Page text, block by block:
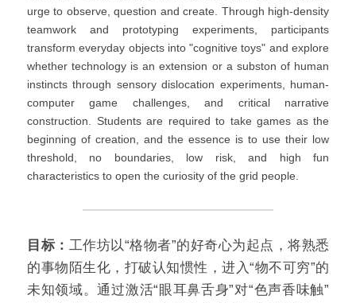
urge to observe, question and create. Through high-density
teamwork and prototyping experiments, participants
transform everyday objects into "cognitive toys" and explore
whether technology is an extension or a subston of human
instincts through sensory dislocation experiments, human-
computer game challenges, and critical narrative
construction. Students are required to take games as the
beginning of creation, and the essence is to use their low
threshold, no boundaries, low risk, and high fun
characteristics to open the curiosity of the grid people.
目标： 工作坊以“格物者”的好奇心为起点，将熟悉
的事物陌生化，打破认知惯性，进入“物不可穷”的
未知领域。通过激活“眼耳鼻舌身”对“色声香味触”